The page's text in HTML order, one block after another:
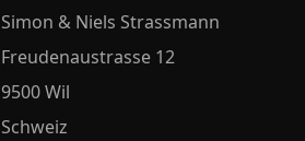
Simon & Niels Strassmann
Freudenaustrasse 12
9500 Wil
Schweiz